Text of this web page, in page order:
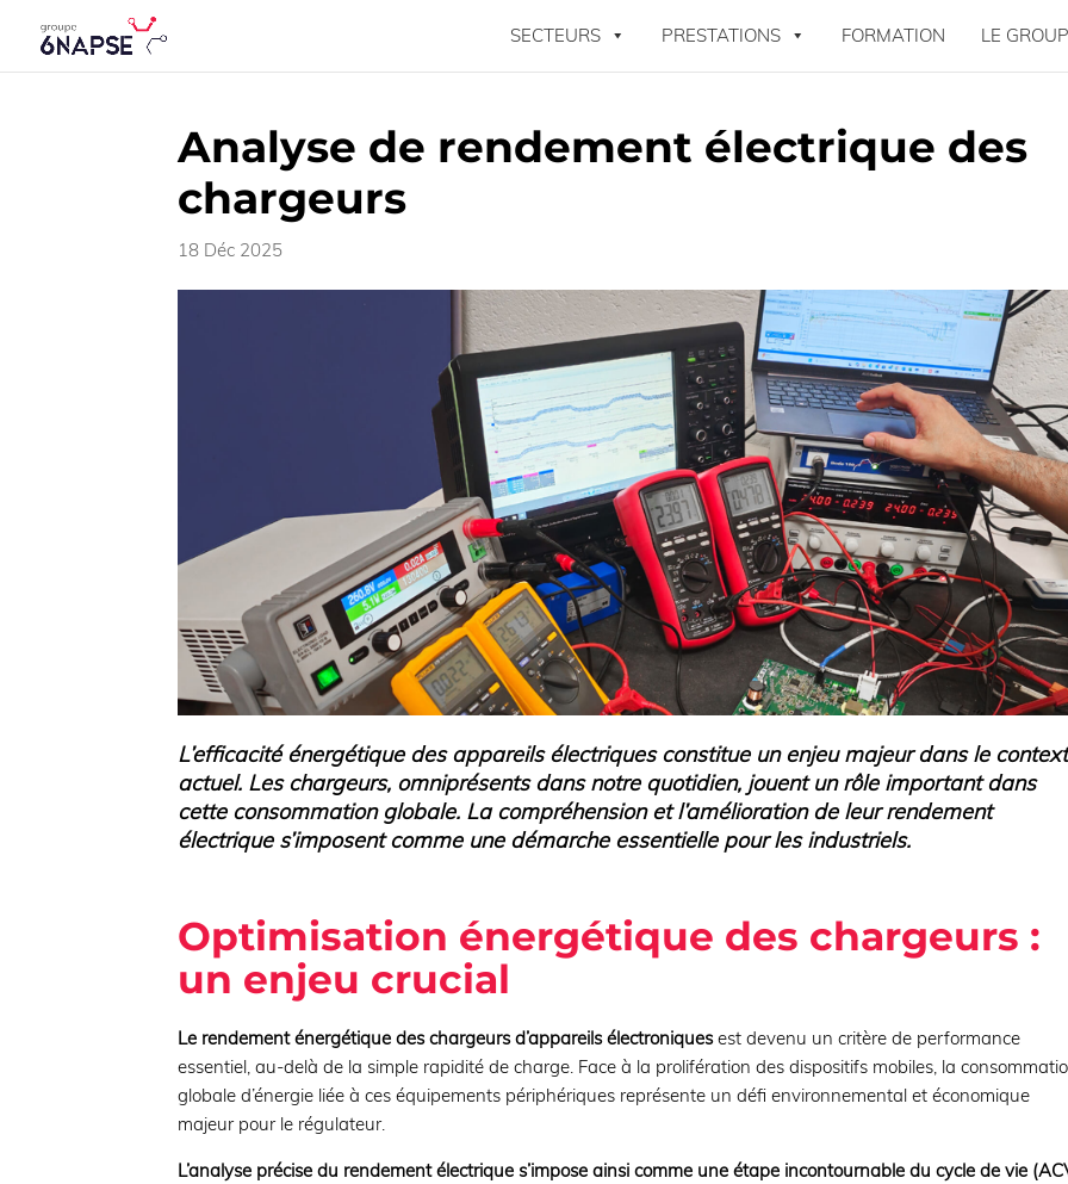
SECTEURS PRESTATIONS FORMATION LE
Analyse de rendement électrique des
chargeurs
18 Déc 2025
L’efficacité énergétique des appareils électriques constitue un enjeu majeur dans le
actuel. Les chargeurs, omniprésents dans notre quotidien, jouent un rôle important dans
cette consommation globale. La compréhension et l’amélioration de leur rendement
électrique s’imposent comme une démarche essentielle pour les industriels.
Optimisation énergétique des chargeurs :
un enjeu crucial
Le rendement énergétique des chargeurs d’appareils électroniquesest devenu un critère de performance
essentiel, au-delà de la simple rapidité de charge. Face à la prolifération des dispositifs mobiles, la
globale d’énergie liée à ces équipements périphériques représente un défi environnemental et économique
majeur pour le régulateur.
L’analyse précise du rendement électrique s’impose ainsi comme une étape incontournable du cycle de vie